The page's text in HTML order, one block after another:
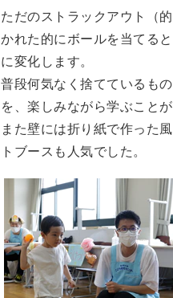
ただのストラックアウト（
かれた的にボールを当てる
に変化します。
普段何気なく捨てているも
を、楽しみながら学ぶことが
また壁には折り紙で作った
トブースも人気でした。